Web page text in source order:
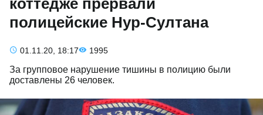
коттедже прервали
полицейские Нур-Султана
01.11.20, 18:17 1995
За групповое нарушение тишины в полицию были
доставлены 26 человек.